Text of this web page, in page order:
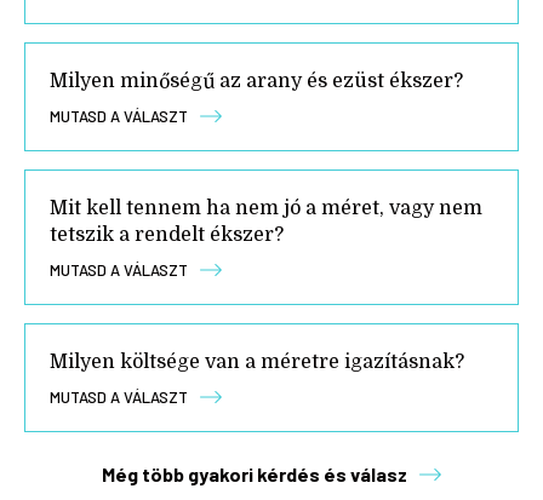
Milyen minőségű az arany és ezüst ékszer?
MUTASD A VÁLASZT
Mit kell tennem ha nem jó a méret, vagy nem
tetszik a rendelt ékszer?
MUTASD A VÁLASZT
Milyen költsége van a méretre igazításnak?
MUTASD A VÁLASZT
Még több gyakori kérdés és válasz